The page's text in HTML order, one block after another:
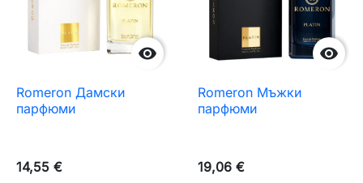

Romeron Дамски
парфюми
14,55 €

Romeron Мъжки
парфюми
19,06 €